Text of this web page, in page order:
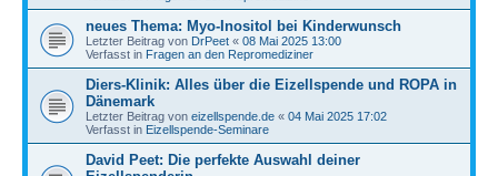
neues Thema: Myo-Inositol bei Kinderwunsch
Letzter Beitrag von DrPeet « 08 Mai 2025 13:00
Verfasst in Fragen an den Repromediziner
Diers-Klinik: Alles über die Eizellspende und ROPA in
Dänemark
Letzter Beitrag von eizellspende.de « 04 Mai 2025 17:02
Verfasst in Eizellspende-Seminare
David Peet: Die perfekte Auswahl deiner